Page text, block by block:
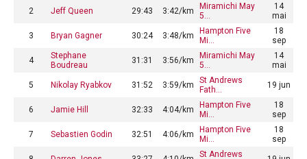
2 Jeff Queen 29:43 3:42/km
Miramichi May
5…
14
mai
3 Bryan Gagner 30:24 3:48/km
Hampton Five
Mi…
18
sep
4
Stephane
Boudreau
31:31 3:56/km
Miramichi May
5…
14
mai
5 Nikolay Ryabkov 31:52 3:59/km
St Andrews
Fath…
19 jun
6 Jamie Hill 32:33 4:04/km
Hampton Five
Mi…
18
sep
7 Sebastien Godin 32:51 4:06/km
Hampton Five
Mi…
18
sep
St Andrews